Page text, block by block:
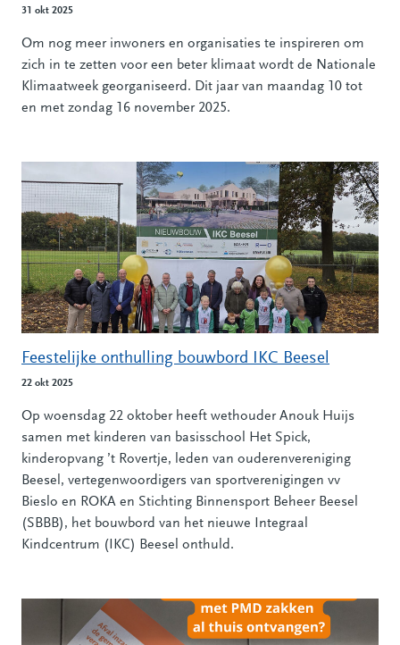
31 okt 2025
Om nog meer inwoners en organisaties te inspireren om
zich in te zetten voor een beter klimaat wordt de Nationale
Klimaatweek georganiseerd. Dit jaar van maandag 10 tot
en met zondag 16 november 2025.
Feestelijke onthulling bouwbord IKC Beesel
22 okt 2025
Op woensdag 22 oktober heeft wethouder Anouk Huijs
samen met kinderen van basisschool Het Spick,
kinderopvang ’t Rovertje, leden van ouderenvereniging
Beesel, vertegenwoordigers van sportverenigingen vv
Bieslo en ROKA en Stichting Binnensport Beheer Beesel
(SBBB), het bouwbord van het nieuwe Integraal
Kindcentrum (IKC) Beesel onthuld.